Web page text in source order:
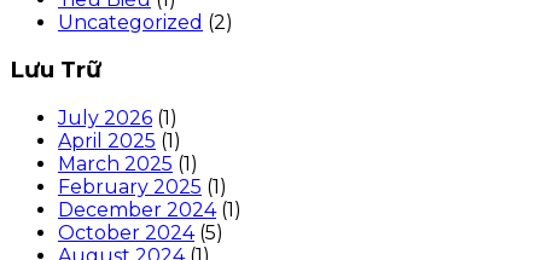
Uncategorized (2)
Lưu Trữ
July 2026 (1)
April 2025 (1)
March 2025 (1)
February 2025 (1)
December 2024(1)
October 2024(5)